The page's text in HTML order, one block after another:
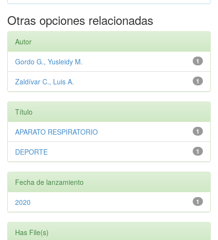
Otras opciones relacionadas
Autor
1
Gordo G., Yusleidy M.
1
Zaldívar C., Luis A.
Título
1
APARATO RESPIRATORIO
1
DEPORTE
Fecha de lanzamiento
1
2020
Has File(s)